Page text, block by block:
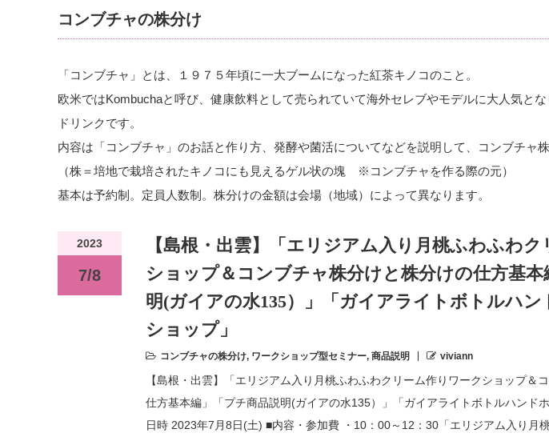
コンブチャの株分け
「コンブチャ」とは、１９７５年頃に一大ブームになった紅茶キノコのこと。
欧米ではKombuchaと呼び、健康飲料として売られていて海外セレブやモデルに大人気と
ドリンクです。
内容は「コンブチャ」のお話と作り方、発酵や菌活についてなどを説明して、コンブチャ
（株＝培地で栽培されたキノコにも見えるゲル状の塊 ※コンブチャを作る際の元）
基本は予約制。定員人数制。株分けの金額は会場（地域）によって異なります。
2023
7/8
【島根・出雲】「エリジアム入り月桃ふわふわ
ショップ＆コンブチャ株分けと株分けの仕方基
明(ガイアの水135）」「ガイアライトボトルハン
ショップ」
コンブチャの株分け, ワークショップ型セミナー, 商品説明 viviann
【島根・出雲】「エリジアム入り月桃ふわふわクリーム作りワークショップ＆
仕方基本編」「プチ商品説明(ガイアの水135）」「ガイアライトボトルハンド
日時 2023年7月8日(土) ■内容・参加費 ・10：00～12：30「エリジアム入り月